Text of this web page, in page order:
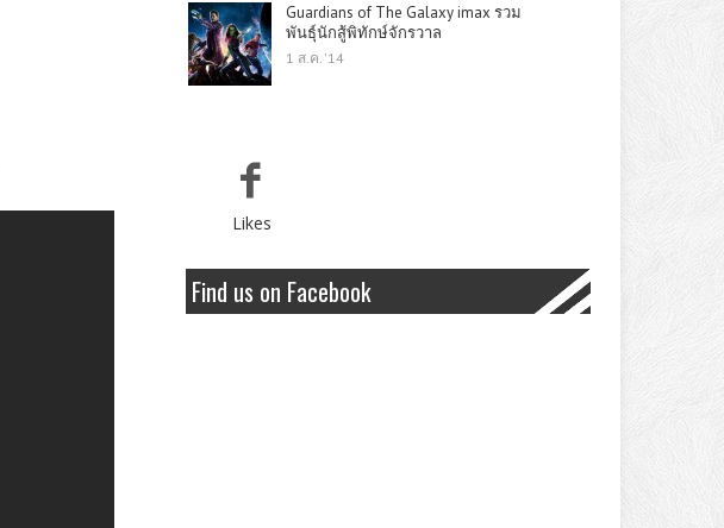
Guardians of The Galaxy imax รวม
พันธุ์นักสู้พิทักษ์จักรวาล
1 ส.ค. '14
Likes
Find us on Facebook